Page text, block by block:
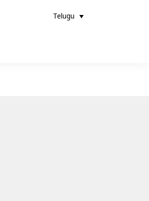
Telugu